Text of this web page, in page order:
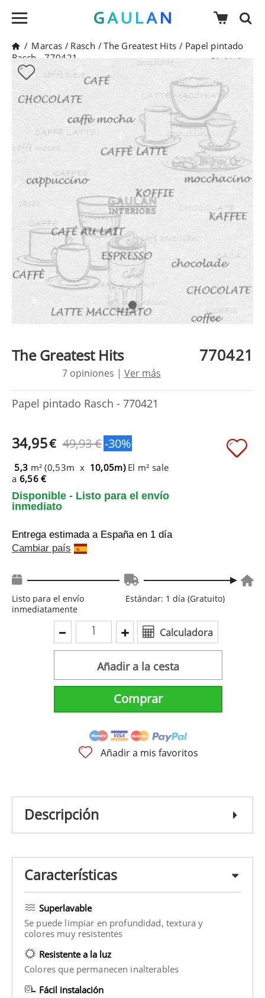
/ Marcas / Rasch /The Greatest Hits / Papel pintado
Rasch - 770421
The Greatest Hits 770421
7 opiniones | Ver más
Papel pintado Rasch - 770421
34,95€ 49,93 €-30%
5,3 m² (0,53m x 10,05m) El m² sale
a 6,56 €
Disponible - Listo para el envío
inmediato
Entrega estimada a España en 1 día
Cambiar país
Listo para el envío
inmediatamente
Estándar: 1 día (Gratuito)
Calculadora
Añadir a la cesta
Comprar
Añadir a mis favoritos
Descripción
Características
Superlavable
Se puede limpiar en profundidad, textura y
colores muy resistentes
Resistente a la luz
Colores que permanecen inalterables
Fácil instalación